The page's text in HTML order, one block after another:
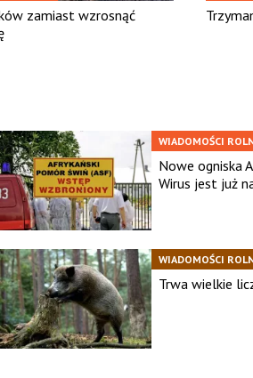
zamiast wzrosnąć
WIADOMOŚCI
Nowe ogniska
Wirus jest już
WIADOMOŚCI
Trwa wielkie